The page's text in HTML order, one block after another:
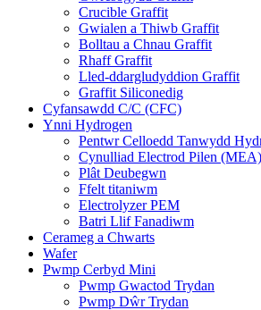
Crucible Graffit
Gwialen a Thiwb Graffit
Bolltau a Chnau Graffit
Rhaff Graffit
Lled-ddargludyddion Graffit
Graffit Siliconedig
Cyfansawdd C/C (CFC)
Ynni Hydrogen
Pentwr Celloedd Tanwydd
Cynulliad Electrod Pilen (MEA)
Plât Deubegwn
Ffelt titaniwm
Electrolyzer PEM
Batri Llif Fanadiwm
Cerameg a Chwarts
Wafer
Pwmp Cerbyd Mini
Pwmp Gwactod Trydan
Pwmp Dŵr Trydan